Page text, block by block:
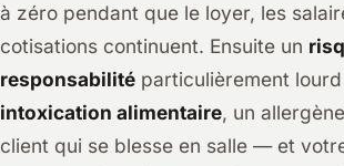
à zéro pendant que le loyer, les
cotisations continuent. Ensuite un
responsabilité particulièrement
intoxication alimentaire, un
client qui se blesse en salle — et